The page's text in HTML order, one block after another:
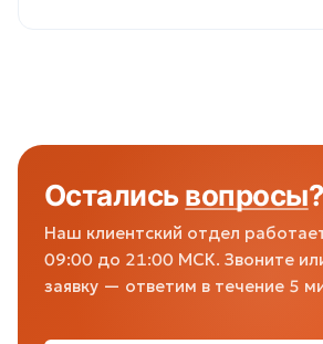
Осталисьвопросы?
Наш клиентский отдел
09:00 до 21:00 МСК. Звоните
заявку — ответим в течение 5